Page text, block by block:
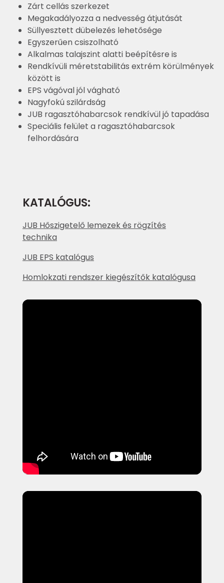
Zárt cellás szerkezet
Megakadályozza a nedvesség átjutását
Süllyesztett dübelezés lehetősége
Egyszerűen csiszolható
Alkalmas talajszint alatti beépítésre is
Rendkívüli méretstabilitás extrém körülmények
között is
EPS vágóval jól vágható
Nagyfokú szilárdság
JUB ragasztóhabarcsok rendkívül jó tapadása
Speciális felület a ragasztóhabarcsok
felhordására
KATALÓGUS:
JUB Hőszigetelő lemezek és rögzítés
technika
JUB EPS katalógus
Homlokzati rendszer kiegészítők katalógusa